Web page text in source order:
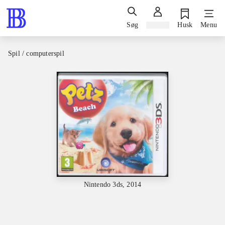
Søg Husk Menu
Spil / computerspil
Nintendo 3ds, 2014